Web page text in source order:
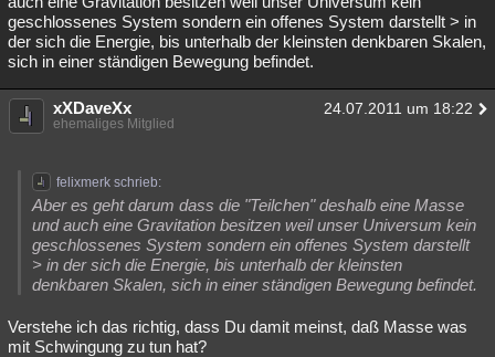
geschlossenes System sondern ein offenes System darstellt > in
der sich die Energie, bis unterhalb der kleinsten denkbaren Skalen,
sich in einer ständigen Bewegung befindet.
xXDaveXx 24.07.2011 um 18:22
ehemaliges Mitglied
felixmerk schrieb:
Aber es geht darum dass die "Teilchen" deshalb eine Masse
und auch eine Gravitation besitzen weil unser Universum kein
geschlossenes System sondern ein offenes System darstellt
> in der sich die Energie, bis unterhalb der kleinsten
denkbaren Skalen, sich in einer ständigen Bewegung befindet.
Verstehe ich das richtig, dass Du damit meinst, daß Masse was
mit Schwingung zu tun hat?